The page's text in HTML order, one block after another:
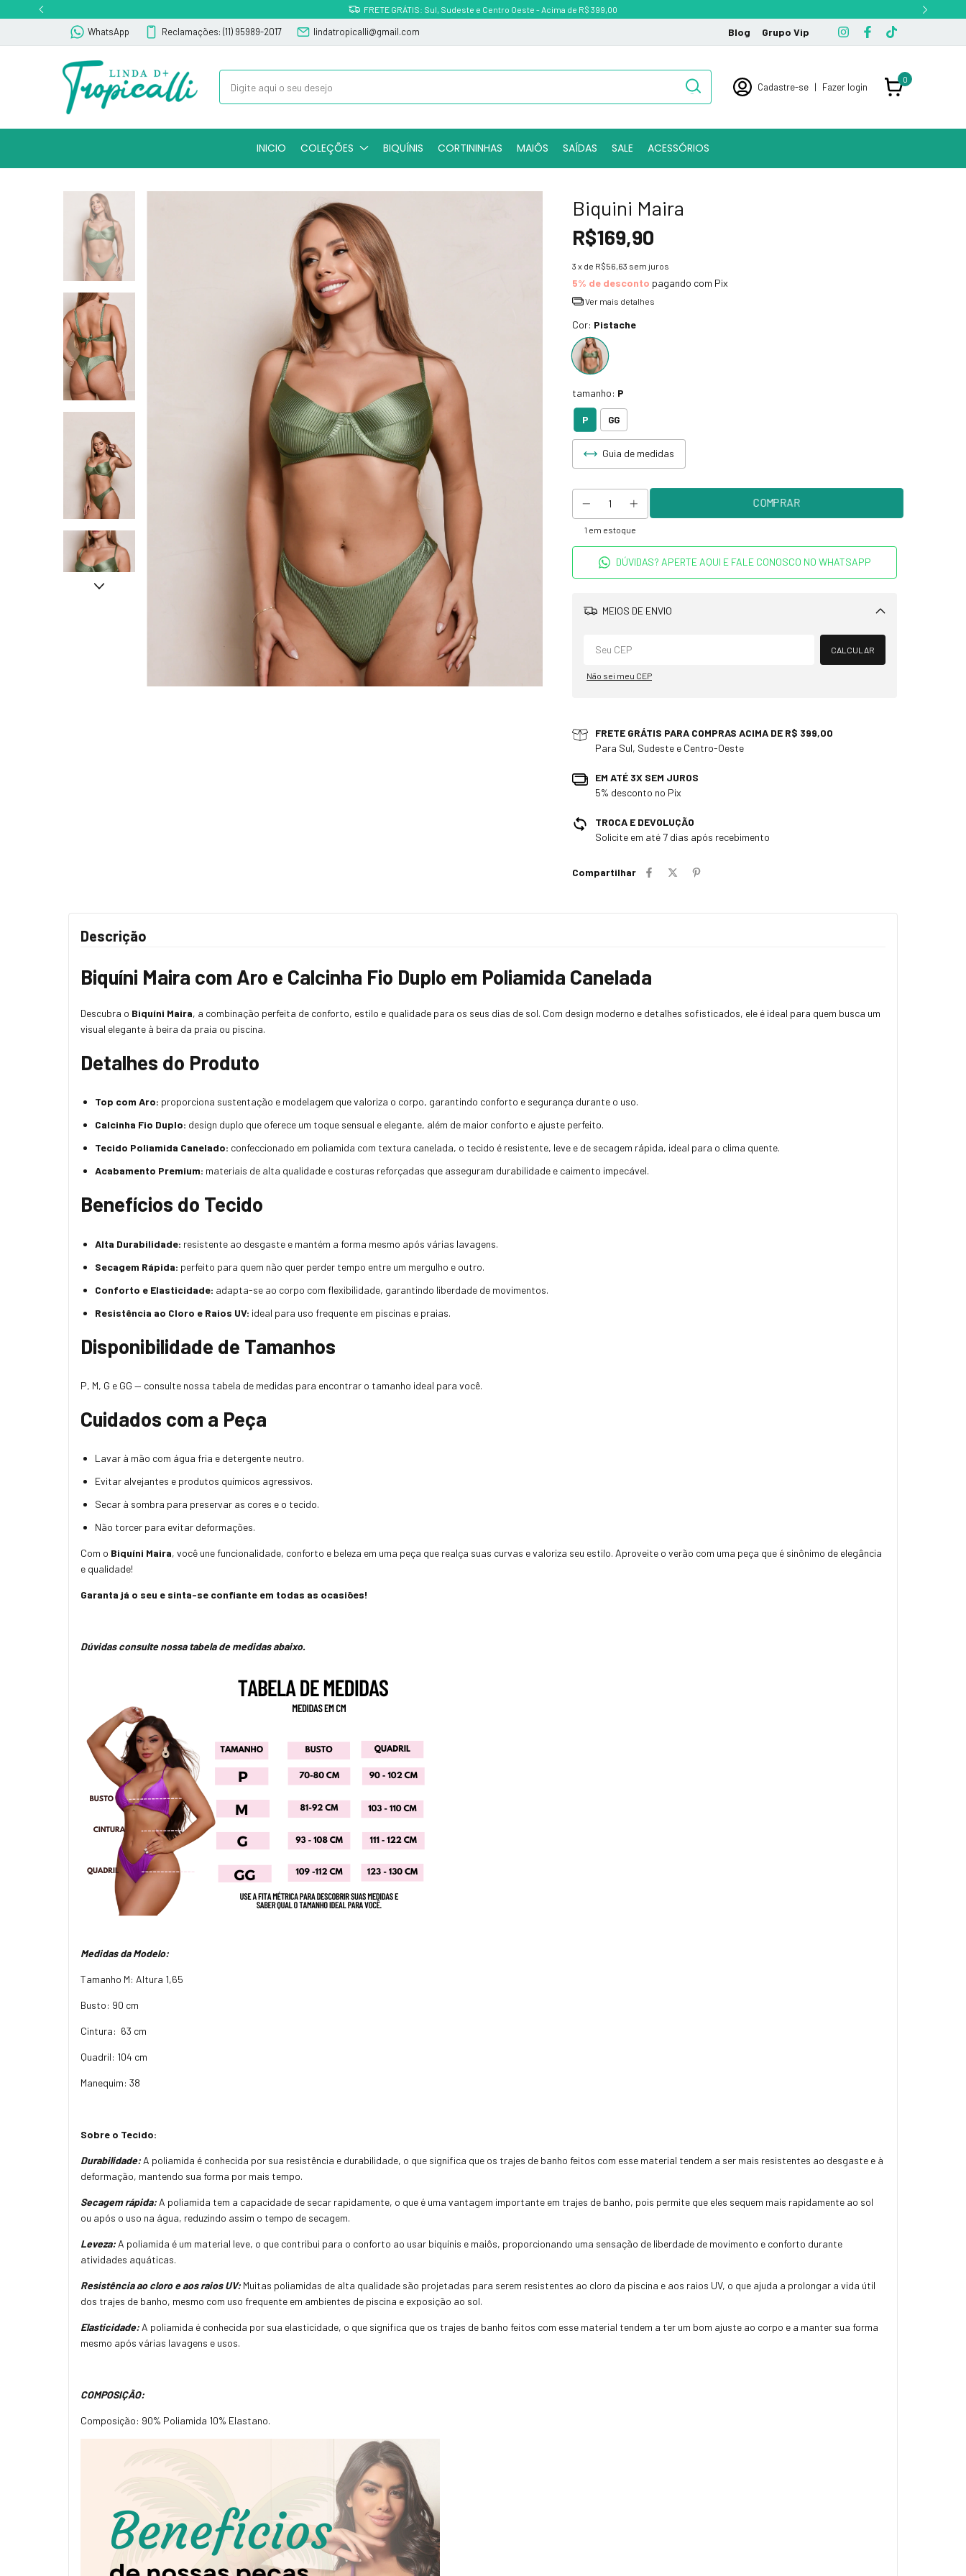
Parcele em até 3x sem juros
WhatsApp Reclamações: (11) 95989-2017 lindatropicalli@gmail.com Blog Grupo Vip
Cadastre-se | Fazer login
0
INICIO COLEÇÕES BIQUÍNIS CORTININHAS MAIÔS SAÍDAS SALE ACESSÓRIOS
Biquini Maira
R$169,90
3 x de R$56,63 sem juros
5% de desconto pagando com Pix
Ver mais detalhes
Cor: Pistache
tamanho: P
P GG
Guia de medidas
1 em estoque
DÚVIDAS? APERTE AQUI E FALE CONOSCO NO WHATSAPP
MEIOS DE ENVIO
Alterar CEP
CALCULAR
Não sei meu CEP
FRETE GRÁTIS PARA COMPRAS ACIMA DE R$ 399,00
Para Sul, Sudeste e Centro-Oeste
EM ATÉ 3X SEM JUROS
5% desconto no Pix
TROCA E DEVOLUÇÃO
Solicite em até 7 dias após recebimento
Compartilhar
Descrição
Biquíni Maira com Aro e Calcinha Fio Duplo em Poliamida Canelada
Descubra o Biquíni Maira, a combinação perfeita de conforto, estilo e qualidade para os seus dias de sol. Com design moderno e detalhes sofisticados, ele é ideal para quem busca um
visual elegante à beira da praia ou piscina.
Detalhes do Produto
Top com Aro: proporciona sustentação e modelagem que valoriza o corpo, garantindo conforto e segurança durante o uso.
Calcinha Fio Duplo: design duplo que oferece um toque sensual e elegante, além de maior conforto e ajuste perfeito.
Tecido Poliamida Canelado: confeccionado em poliamida com textura canelada, o tecido é resistente, leve e de secagem rápida, ideal para o clima quente.
Acabamento Premium: materiais de alta qualidade e costuras reforçadas que asseguram durabilidade e caimento impecável.
Benefícios do Tecido
Alta Durabilidade: resistente ao desgaste e mantém a forma mesmo após várias lavagens.
Secagem Rápida: perfeito para quem não quer perder tempo entre um mergulho e outro.
Conforto e Elasticidade: adapta-se ao corpo com flexibilidade, garantindo liberdade de movimentos.
Resistência ao Cloro e Raios UV: ideal para uso frequente em piscinas e praias.
Disponibilidade de Tamanhos
P, M, G e GG — consulte nossa tabela de medidas para encontrar o tamanho ideal para você.
Cuidados com a Peça
Lavar à mão com água fria e detergente neutro.
Evitar alvejantes e produtos químicos agressivos.
Secar à sombra para preservar as cores e o tecido.
Não torcer para evitar deformações.
Com o Biquíni Maira, você une funcionalidade, conforto e beleza em uma peça que realça suas curvas e valoriza seu estilo. Aproveite o verão com uma peça que é sinônimo de elegância
e qualidade!
Garanta já o seu e sinta-se confiante em todas as ocasiões!
Dúvidas consulte nossa tabela de medidas abaixo.
Medidas da Modelo:
Tamanho M: Altura 1,65
Busto: 90 cm
Cintura: 63 cm
Quadril: 104 cm
Manequim: 38
Sobre o Tecido:
Durabilidade: A poliamida é conhecida por sua resistência e durabilidade, o que significa que os trajes de banho feitos com esse material tendem a ser mais resistentes ao desgaste e à
deformação, mantendo sua forma por mais tempo.
Secagem rápida: A poliamida tem a capacidade de secar rapidamente, o que é uma vantagem importante em trajes de banho, pois permite que eles sequem mais rapidamente ao sol
ou após o uso na água, reduzindo assim o tempo de secagem.
Leveza: A poliamida é um material leve, o que contribui para o conforto ao usar biquínis e maiôs, proporcionando uma sensação de liberdade de movimento e conforto durante
atividades aquáticas.
Resistência ao cloro e aos raios UV: Muitas poliamidas de alta qualidade são projetadas para serem resistentes ao cloro da piscina e aos raios UV, o que ajuda a prolongar a vida útil
dos trajes de banho, mesmo com uso frequente em ambientes de piscina e exposição ao sol.
Elasticidade: A poliamida é conhecida por sua elasticidade, o que significa que os trajes de banho feitos com esse material tendem a ter um bom ajuste ao corpo e a manter sua forma
mesmo após várias lavagens e usos.
COMPOSIÇÃO:
Composição: 90% Poliamida 10% Elastano.